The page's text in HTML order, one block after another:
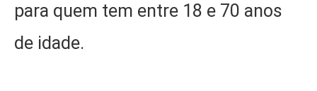
para quem tem entre 18 e 70 anos
de idade.